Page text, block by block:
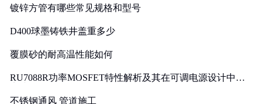
镀锌方管有哪些常见规格和型号
D400球墨铸铁井盖重多少
覆膜砂的耐高温性能如何
RU7088R功率MOSFET特性解析及其在可调电源设计中的
不锈钢通风 管道施工